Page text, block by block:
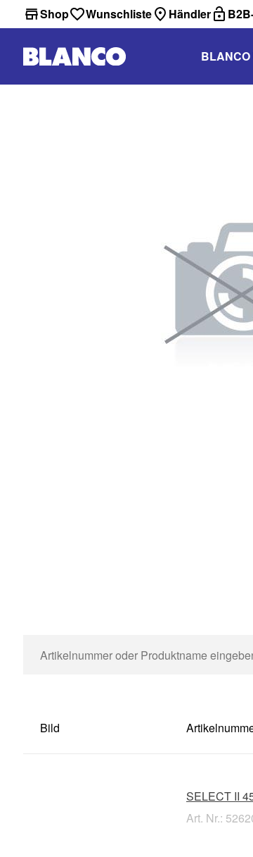
Shop Wunschliste Händler
BLANCO
Bild
SELECT II
Art. Nr.: